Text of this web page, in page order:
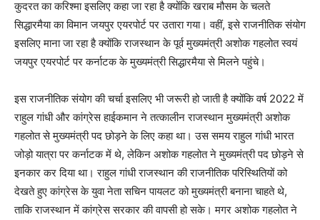
कुदरत का करिश्मा इसलिए कहा जा रहा है क्योंकि खराब मौसम के चलते
सिद्धारमैया का विमान जयपुर एयरपोर्ट पर उतारा गया। वहीं, इसे राजनीतिक संयोग
इसलिए माना जा रहा है क्योंकि राजस्थान के पूर्व मुख्यमंत्री अशोक गहलोत स्वयं
जयपुर एयरपोर्ट पर कर्नाटक के मुख्यमंत्री सिद्धारमैया से मिलने पहुंचे।
इस राजनीतिक संयोग की चर्चा इसलिए भी जरूरी हो जाती है क्योंकि वर्ष 2022 में
राहुल गांधी और कांग्रेस हाईकमान ने तत्कालीन राजस्थान मुख्यमंत्री अशोक
गहलोत से मुख्यमंत्री पद छोड़ने के लिए कहा था। उस समय राहुल गांधी भारत
जोड़ो यात्रा पर कर्नाटक में थे, लेकिन अशोक गहलोत ने मुख्यमंत्री पद छोड़ने से
इनकार कर दिया था। राहुल गांधी राजस्थान की राजनीतिक परिस्थितियों को
देखते हुए कांग्रेस के युवा नेता सचिन पायलट को मुख्यमंत्री बनाना चाहते थे,
ताकि राजस्थान में कांग्रेस सरकार की वापसी हो सके। मगर अशोक गहलोत ने